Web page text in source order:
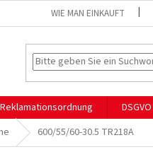
WIE MAN EINKAUFT
Reklamationsordnung DSGVO
600/55/60-30.5 TR218A